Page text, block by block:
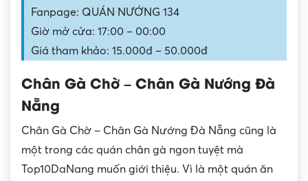
Fanpage: QUÁN NƯỚNG 134
Giờ mở cửa: 17:00 – 00:00
Giá tham khảo: 15.000đ – 50.000đ
Chân Gà Chờ – Chân Gà Nướng Đà
Nẵng
Chân Gà Chờ – Chân Gà Nướng Đà Nẵng cũng là
một trong các quán chân gà ngon tuyệt mà
Top10DaNang muốn giới thiệu. Vì là một quán ăn